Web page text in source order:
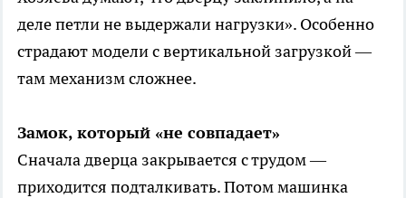
деле петли не выдержали нагрузки». Особенно
страдают модели с вертикальной загрузкой —
там механизм сложнее.
Замок, который «не совпадает»
Сначала дверца закрывается с трудом —
приходится подталкивать. Потом машинка